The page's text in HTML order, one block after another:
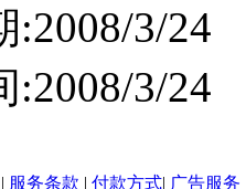
:2008/3/24
:2008/3/24
| 服务条款 | 付款方式| 广告服务